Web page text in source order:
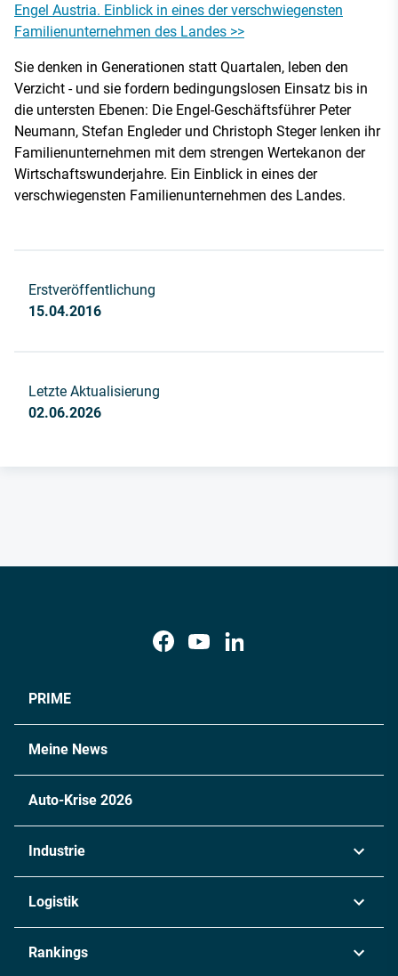
Engel Austria. Einblick in eines der verschwiegensten
Familienunternehmen des Landes >>
Sie denken in Generationen statt Quartalen, leben den
Verzicht - und sie fordern bedingungslosen Einsatz bis in
die untersten Ebenen: Die Engel-Geschäftsführer Peter
Neumann, Stefan Engleder und Christoph Steger lenken ihr
Familienunternehmen mit dem strengen Wertekanon der
Wirtschaftswunderjahre. Ein Einblick in eines der
verschwiegensten Familienunternehmen des Landes.
Erstveröffentlichung
15.04.2016
Letzte Aktualisierung
02.06.2026
PRIME
Meine News
Auto-Krise 2026
Industrie
Chemie
Logistik
Rankings